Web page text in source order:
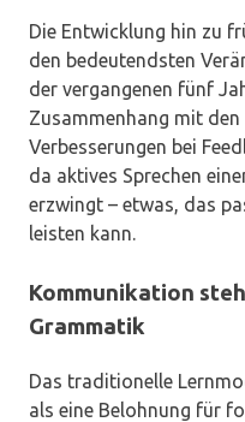
Die Entwicklung hin zu
den bedeutendsten
der vergangenen fünf
Zusammenhang mit
Verbesserungen bei
da aktives Sprechen
erzwingt – etwas, das
leisten kann.
Kommunikation
Grammatik
Das traditionelle
als eine Belohnung für